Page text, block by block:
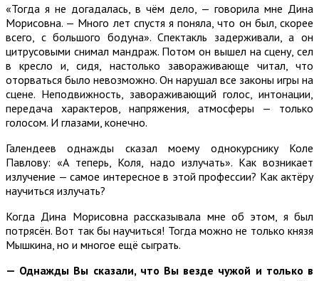
«Тогда я не догадалась, в чём дело, — говорила мне Дина
Морисовна. — Много лет спустя я поняла, что он был, скорее
всего, с большого бодуна». Спектакль задерживали, а он
цитрусовыми снимал мандраж. Потом он вышел на сцену, сел
в кресло и, сидя, настолько завораживающе читал, что
оторваться было невозможно. Он нарушал все законы игры на
сцене. Неподвижность, завораживающий голос, интонации,
передача характеров, напряжения, атмосферы — только
голосом. И глазами, конечно.
Галендеев однажды сказал моему однокурснику Коле
Павлову: «А теперь, Коля, надо излучать». Как возникает
излучение — самое интересное в этой профессии? Как актёру
научиться излучать?
Когда Дина Морисовна рассказывала мне об этом, я был
потрясён. Вот так бы научиться! Тогда можно не только князя
Мышкина, но и многое ещё сыграть.
— Однажды Вы сказали, что Вы везде чужой и только в